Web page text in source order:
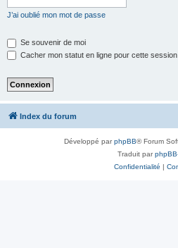
J’ai oublié mon mot de passe
Se souvenir de moi
Cacher mon statut en ligne pour cette session
Index du forum
Développé parphpBB® Forum
Traduit par
Confidentialité |